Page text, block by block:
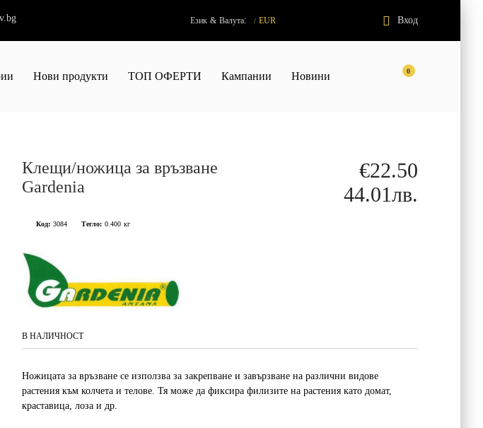
Език & Валута: / EUR Вход
0
Нови продукти ТОП ОФЕРТИ Кампании Новини
Клещи/ножица за връзване
Gardenia
€22.50
44.01лв.
Код: 3084 Тегло: 0.400 кг
В НАЛИЧНОСТ
Ножицата за връзване се използва за закрепване и завързване на различни видове
растения към колчета и телове. Тя може да фиксира филизите на растения като домат,
краставица, лоза и др.